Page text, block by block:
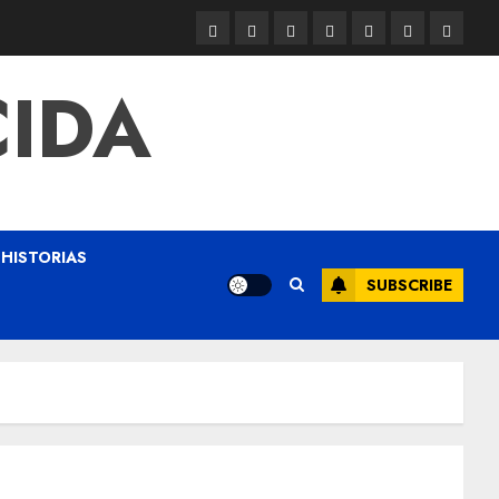
HISTORIAS
SUBSCRIBE